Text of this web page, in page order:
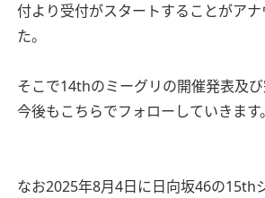
付より受付がスタートすることがア
た。
そこで14thのミーグリの開催発表及
今後もこちらでフォローしていきます。
なお2025年8月4日に日向坂46の15th